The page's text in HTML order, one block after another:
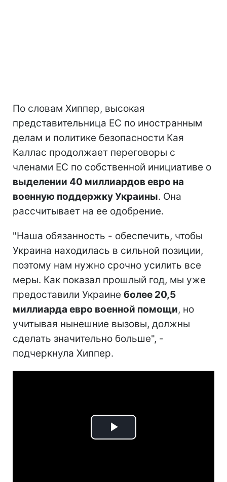
По словам Хиппер, высокая
представительница ЕС по иностранным
делам и политике безопасности Кая
Каллас продолжает переговоры с
членами ЕС по собственной инициативе о
выделении 40 миллиардов евро на
военную поддержку Украины. Она
рассчитывает на ее одобрение.
"Наша обязанность - обеспечить, чтобы
Украина находилась в сильной позиции,
поэтому нам нужно срочно усилить все
меры. Как показал прошлый год, мы уже
предоставили Украине более 20,5
миллиарда евро военной помощи, но
учитывая нынешние вызовы, должны
сделать значительно больше", -
подчеркнула Хиппер.
Play